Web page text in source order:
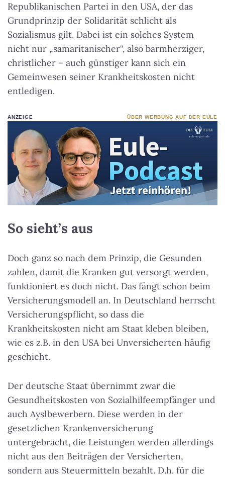
Republikanischen Partei in den USA, der das
Grundprinzip der Solidarität schlicht als
Sozialismus gilt. Dabei ist ein solches System
nicht nur „samaritanischer“, also barmherziger,
christlicher – auch günstiger kann sich ein
Gemeinwesen seiner Krankheitskosten nicht
entledigen.
ANZEIGE ÜBER WERBUNG AUF DER EULE
So sieht’s aus
Doch ganz so nach dem Prinzip, die Gesunden
zahlen, damit die Kranken gut versorgt werden,
funktioniert es doch nicht. Das fängt schon beim
Versicherungsmodell an. In Deutschland herrscht
Versicherungspflicht, so dass die
Krankheitskosten nicht am Staat kleben bleiben,
wie es z.B. in den USA bei Unversicherten häufig
geschieht.
Der deutsche Staat übernimmt zwar die
Gesundheitskosten von Sozialhilfeempfänger und
auch Ayslbewerbern. Diese werden in der
gesetzlichen Krankenversicherung
untergebracht, die Leistungen werden allerdings
nicht aus den Beiträgen der Versicherten,
sondern aus Steuermitteln bezahlt. D.h. für die